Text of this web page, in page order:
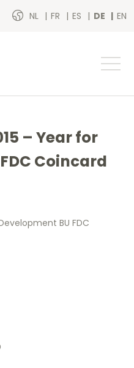
NL FR ES DE EN
– Year for
Coincard
BU FDC